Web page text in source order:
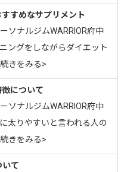
すめなサプリメント
ソナルジムWARRIOR府中
ングをしながらダイエット
きをみる>
について
ソナルジムWARRIOR府中
太りやすいと言われる人の
きをみる>
いて